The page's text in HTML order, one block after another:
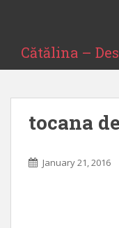
t
Cătălina –
tocana
January 21, 2016